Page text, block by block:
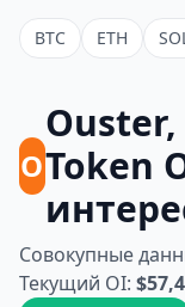
BTC ETH
OToken
Совокупные
Текущий OI: